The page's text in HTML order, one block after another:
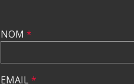
NOM *
EMAIL*